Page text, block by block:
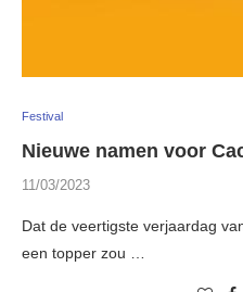
Festival
Nieuwe namen voor
11/03/2023
Dat de veertigste verjaardag
een topper zou …